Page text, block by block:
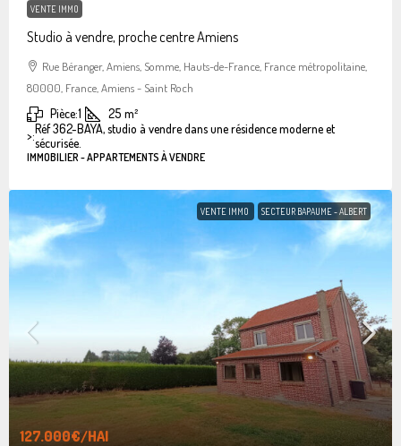
VENTE IMMO
Studio à vendre, proche centre Amiens
Rue Béranger, Amiens, Somme, Hauts-de-France, France métropolitaine,
80000, France, Amiens - Saint Roch
Pièce:1 25 m²
>:Réf 362-BAYA, studio à vendre dans une résidence moderne et
sécurisée.
IMMOBILIER - APPARTEMENTS À VENDRE
VENTE IMMO SECTEUR BAPAUME - ALBERT
127.000€/HAI